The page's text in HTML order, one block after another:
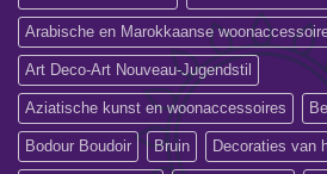
Arabische en Marokkaanse
Art Deco-Art Nouveau-Jugendstil
Aziatische kunst en woonaccessoires
Bodour Boudoir Bruin Decoraties van